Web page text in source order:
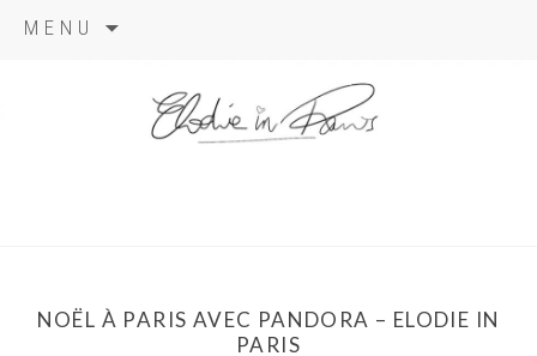
MENU
NOËL À PARIS AVEC PANDORA – ELODIE IN
PARIS